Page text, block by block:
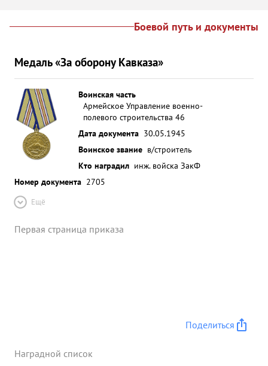
Боевой путь и документы
Медаль «За оборону Кавказа»
Воинская часть
Армейское Управление военно-
полевого строительства 46
Дата документа 30.05.1945
Воинское звание в/строитель
Кто наградил инж. войска ЗакФ
Номер документа 2705
Ещё
Первая страница приказа
Поделиться
Наградной список